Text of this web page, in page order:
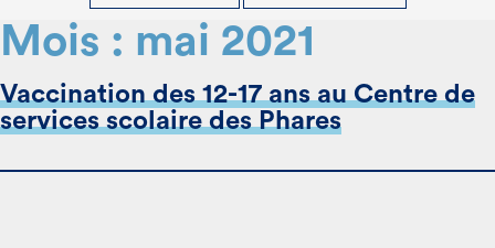
Mois : mai 2021
Vaccination des 12-17 ans au Centre de
services scolaire des Phares